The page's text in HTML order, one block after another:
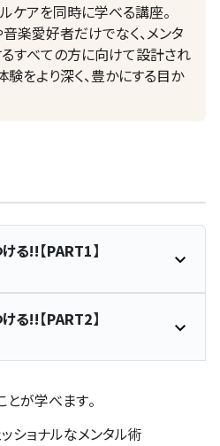
ケアを同時に学べる講座。
楽愛好者だけでなく、メンタ
すべての方に向けて設計され
をより深く、豊かにする目か
る!!【PART1】
る!!【PART2】
が学べます。
ショナルなメンタル術